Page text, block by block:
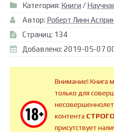
Категория: Книги /
Автор: Роберт Линн
Страниц: 134
Добавлено: 2019-05-07
Внимание! Книга
только для
контента
присутствует